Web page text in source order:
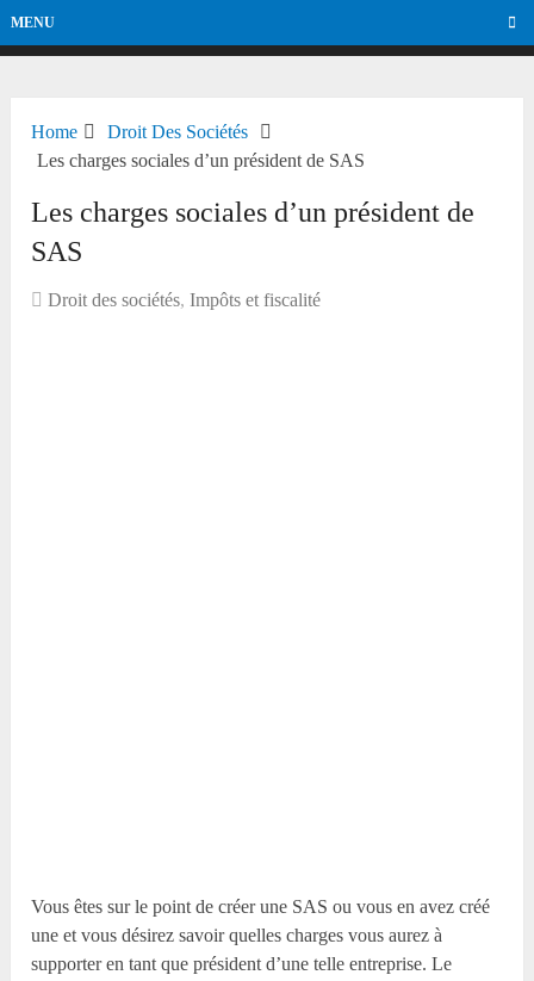
MENU
Home
Droit Des Sociétés
Les charges sociales d’un président de SAS
Les charges sociales d’un président de
SAS
Droit des sociétés,Impôts et fiscalité
Vous êtes sur le point de créer une SAS ou vous en avez créé
une et vous désirez savoir quelles charges vous aurez à
supporter en tant que président d’une telle entreprise. Le